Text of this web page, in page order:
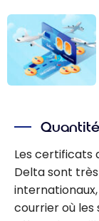
crédit
American
AAdvantage
Les certificats
Delta sont
courrier où les